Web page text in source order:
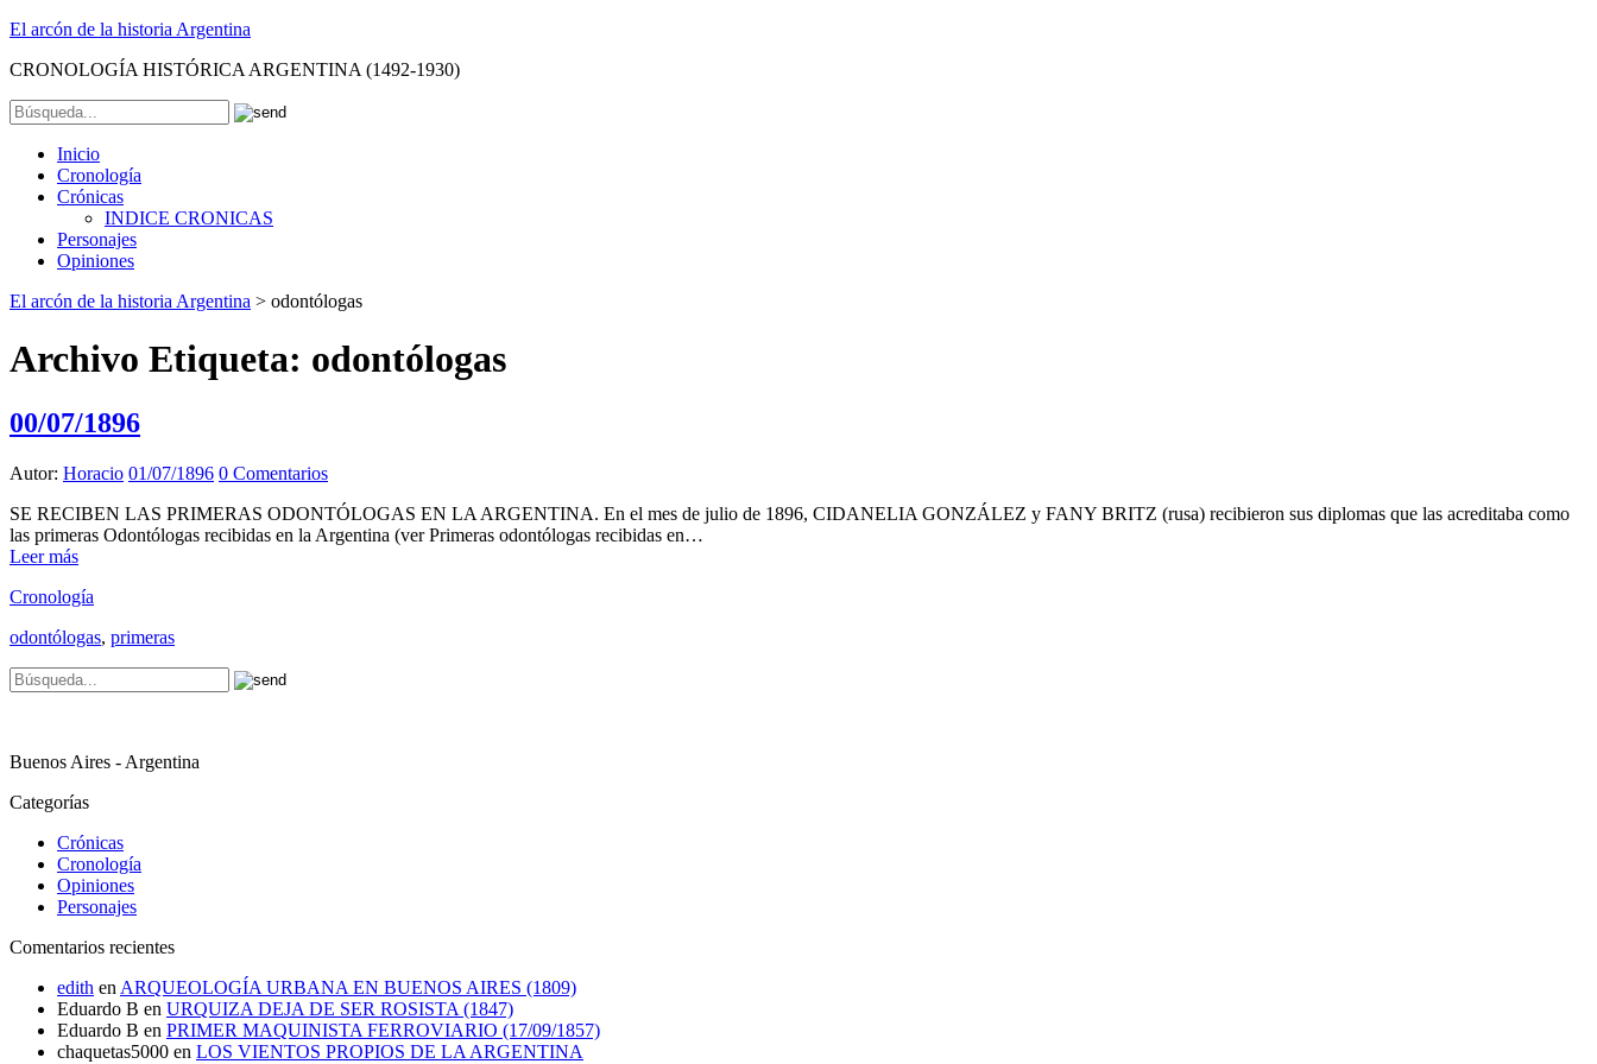
El arcón de la historia Argentina
CRONOLOGÍA HISTÓRICA ARGENTINA (1492-1930)
Inicio
Cronología
Crónicas
INDICE CRONICAS
Personajes
Opiniones
El arcón de la historia Argentina > odontólogas
Archivo Etiqueta: odontólogas
00/07/1896
Autor: Horacio 01/07/1896 0 Comentarios
SE RECIBEN LAS PRIMERAS ODONTÓLOGAS EN LA ARGENTINA. En el mes de julio de 1896, CIDANELIA GONZÁLEZ y FANY BRITZ (rusa) recibieron sus diplomas que las acreditaba como
las primeras Odontólogas recibidas en la Argentina (ver Primeras odontólogas recibidas en…
Leer más
Cronología
odontólogas, primeras
Buenos Aires - Argentina
Categorías
Crónicas
Cronología
Opiniones
Personajes
Comentarios recientes
edith en ARQUEOLOGÍA URBANA EN BUENOS AIRES (1809)
Eduardo B en URQUIZA DEJA DE SER ROSISTA (1847)
Eduardo B en PRIMER MAQUINISTA FERROVIARIO (17/09/1857)
chaquetas5000 en LOS VIENTOS PROPIOS DE LA ARGENTINA